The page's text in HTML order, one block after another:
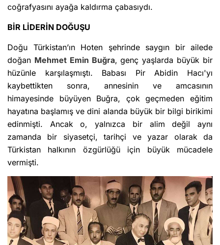
coğrafyasını ayağa kaldırma çabasıydı.
BİR LİDERİN DOĞUŞU
Doğu Türkistan’ın Hoten şehrinde saygın bir ailede
doğan Mehmet Emin Buğra, genç yaşlarda büyük bir
hüzünle karşılaşmıştı. Babası Pir Abidin Hacı'yı
kaybettikten sonra, annesinin ve amcasının
himayesinde büyüyen Buğra, çok geçmeden eğitim
hayatına başlamış ve dini alanda büyük bir bilgi birikimi
edinmişti. Ancak o, yalnızca bir alim değil aynı
zamanda bir siyasetçi, tarihçi ve yazar olarak da
Türkistan halkının özgürlüğü için büyük mücadele
vermişti.